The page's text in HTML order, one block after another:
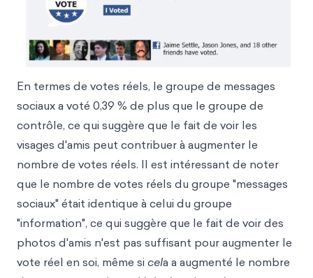
En termes de votes réels, le groupe de messages
sociaux a voté 0,39 % de plus que le groupe de
contrôle, ce qui suggère que le fait de voir les
visages d'amis peut contribuer à augmenter le
nombre de votes réels. Il est intéressant de noter
que le nombre de votes réels du groupe "messages
sociaux" était identique à celui du groupe
"information", ce qui suggère que le fait de voir des
photos d'amis n'est pas suffisant pour augmenter le
vote réel en soi, même si cela a augmenté le nombre